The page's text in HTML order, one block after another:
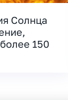
Солнца
150